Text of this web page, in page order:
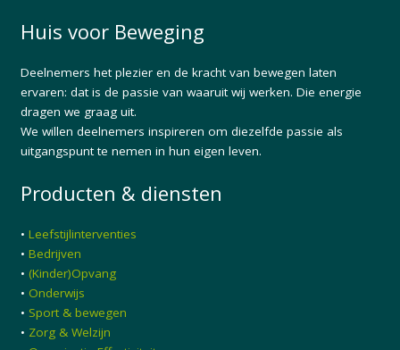
Huis voor Beweging
Deelnemers het plezier en de kracht van bewegen laten
ervaren: dat is de passie van waaruit wij werken. Die energie
dragen we graag uit.
We willen deelnemers inspireren om diezelfde passie als
uitgangspunt te nemen in hun eigen leven.
Producten & diensten
• Leefstijlinterventies
• Bedrijven
• (Kinder)Opvang
• Onderwijs
• Sport & bewegen
• Zorg & Welzijn